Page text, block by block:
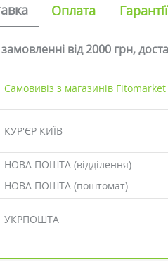
Оплата Гарантії
від 2000 грн,
Самовивіз з магазинів Fitomarket
КУР'ЄР КИЇВ
НОВА ПОШТА (відділення)
НОВА ПОШТА (поштомат)
УКРПОШТА